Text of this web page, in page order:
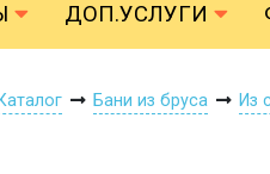
ДОП.УСЛУГИ
Каталог Бани из бруса Из